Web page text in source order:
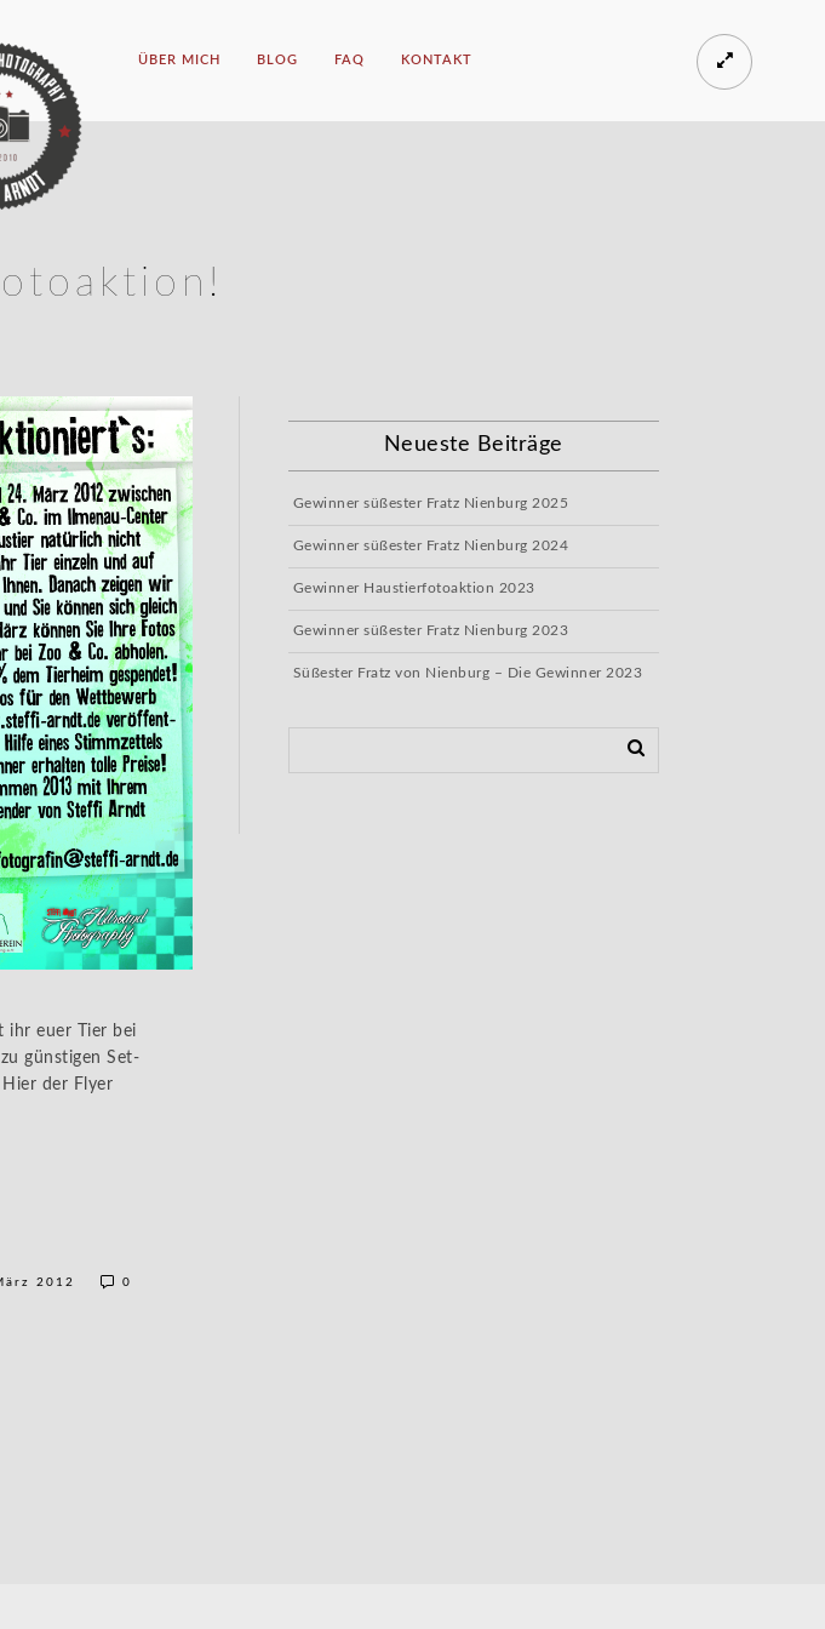
ÜBER MICH BLOG FAQ KONTAKT
ihr euer Tier bei
günstigen Set-
Hier der Flyer
2012 0
Neueste Beiträge
Gewinner süßester Fratz Nienburg 2025
Gewinner süßester Fratz Nienburg 2024
Gewinner Haustierfotoaktion 2023
Gewinner süßester Fratz Nienburg 2023
Süßester Fratz von Nienburg – Die Gewinner 2023